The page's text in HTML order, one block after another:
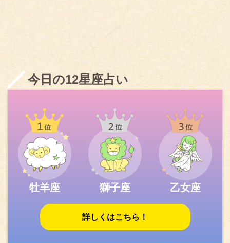
今日の12星座占い
牡羊座 獅子座 乙女座
詳しくはこちら！